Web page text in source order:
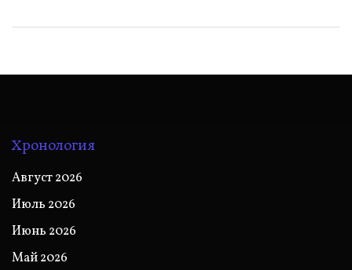
Хронология
Август 2026
Июль 2026
Июнь 2026
Май 2026